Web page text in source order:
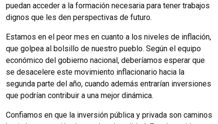
puedan acceder a la formación necesaria para tener trabajos
dignos que les den perspectivas de futuro.
Estamos en el peor mes en cuanto a los niveles de inflación,
que golpea al bolsillo de nuestro pueblo. Según el equipo
económico del gobierno nacional, deberíamos esperar que
se desacelere este movimiento inflacionario hacia la
segunda parte del año, cuando además entrarían inversiones
que podrían contribuir a una mejor dinámica.
Confiamos en que la inversión pública y privada son caminos